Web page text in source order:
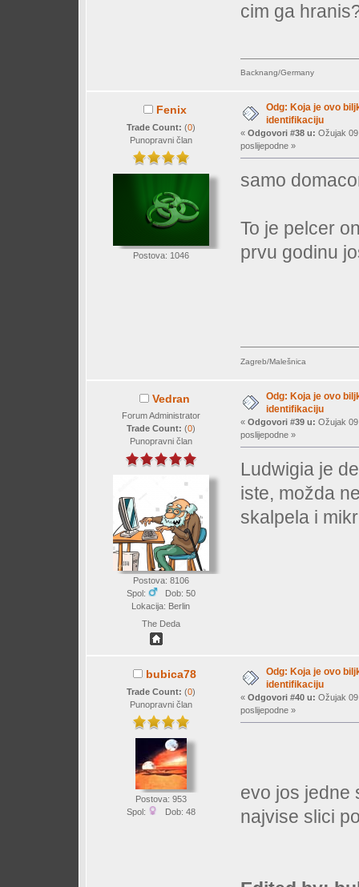
cim ga
Backnang/Germany
Fenix
Trade Count: (0)
Punopravni član
Postova: 1046
Odg: Koja je ovo
identifikaciju
« Odgovori #38 u: Ožujak
poslijepodne »
samo
To je pelcer
prvu godinu
Zagreb/Malešnica
Vedran
Forum Administrator
Trade Count: (0)
Punopravni član
Postova: 8106
Spol:
Dob: 50
Lokacija: Berlin
The Deda
Odg: Koja je ovo
identifikaciju
« Odgovori #39 u: Ožujak
poslijepodne »
Ludwigia je
iste, možda
skalpela i
bubica78
Trade Count: (0)
Punopravni član
Postova: 953
Spol:
Dob: 48
Odg: Koja je ovo
identifikaciju
« Odgovori #40 u: Ožujak
poslijepodne »
evo jos jedne
najvise slici